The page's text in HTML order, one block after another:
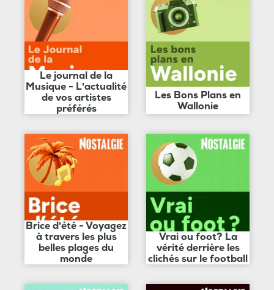
Le journal de la
Musique - L'actualité
de vos artistes
préférés
Les Bons Plans en
Wallonie
Brice d'été - Voyagez
à travers les plus
belles plages du
monde
Vrai ou foot? La
vérité derrière les
clichés sur le football